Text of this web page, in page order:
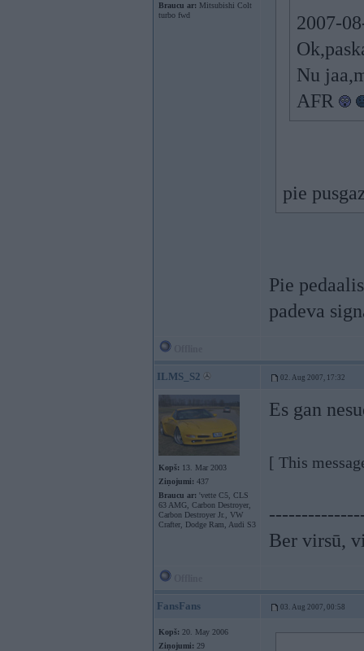
Braucu ar: Mitsubishi Colt
turbo fwd
2007-
Nu
AFR
pie
Pie
padeva
ILMS_S2 02. Aug 2007, 17:32
Kopš: 13. Mar 2003
Ziņojumi: 437
Braucu ar: 'vette C5, CLS
63 AMG, Carbon Destroyer,
Carbon Destroyer Jr., VW
Crafter, Dodge Ram, Audi S3
Es gan
[ This
Ber virsū,
FansFans 03. Aug 2007, 00:58
Kopš: 20. May 2006
Ziņojumi: 29